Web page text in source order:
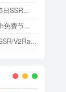
日SSR...
免费节...
V2Ra...